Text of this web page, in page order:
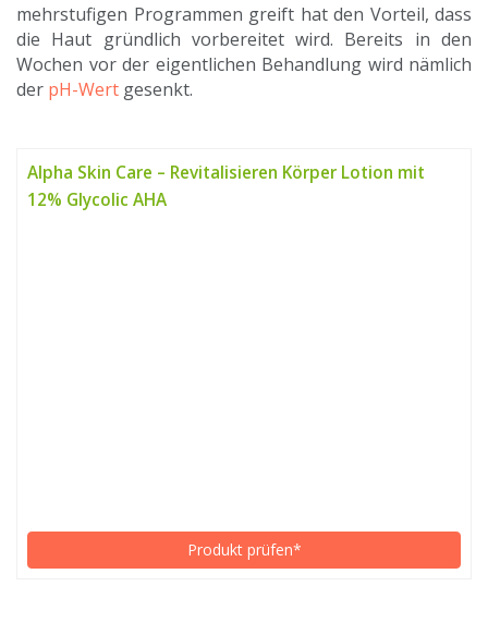
mehrstufigen Programmen greift hat den Vorteil, dass
die Haut gründlich vorbereitet wird. Bereits in den
Wochen vor der eigentlichen Behandlung wird nämlich
der pH-Wert gesenkt.
Alpha Skin Care – Revitalisieren Körper Lotion mit
12% Glycolic AHA
Produkt prüfen*